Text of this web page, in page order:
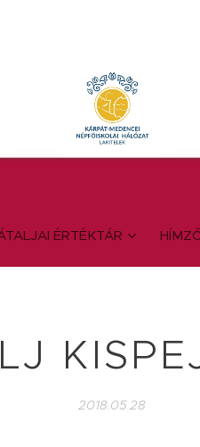
ÉRTÉKTÁR
2018.05.28